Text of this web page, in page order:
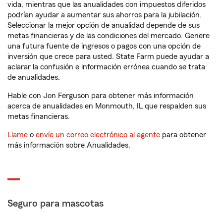
vida, mientras que las anualidades con impuestos diferidos
podrían ayudar a aumentar sus ahorros para la jubilación.
Seleccionar la mejor opción de anualidad depende de sus
metas financieras y de las condiciones del mercado. Genere
una futura fuente de ingresos o pagos con una opción de
inversión que crece para usted. State Farm puede ayudar a
aclarar la confusión e información errónea cuando se trata
de anualidades.
Hable con Jon Ferguson para obtener más información
acerca de anualidades en Monmouth, IL que respalden sus
metas financieras.
Llame o envíe un correo electrónico al agente para obtener
más información sobre Anualidades.
Seguro para mascotas